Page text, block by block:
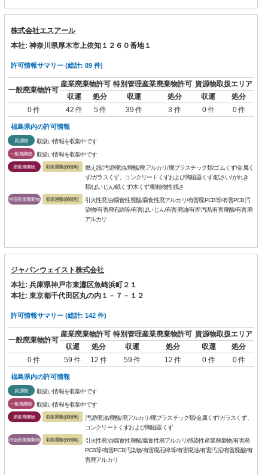
株式会社エスアール
本社: 神奈川県厚木市上依知１２６０番地１
許可情報サマリー (総計: 89 件)
一般廃棄物許可
産業廃棄物許可 特別管理産業廃棄物許可 資源物取扱エリア
収運
処分 収運 処分 収運
処分
0 件
42 件 5 件 39 件 3 件 0 件 0 件
福島県内の許可情報
資源物 取扱い情報を収集中です
一般廃棄物 取扱い情報を収集中です
産業廃棄物 収集運搬(保積無)
燃え殻/汚泥/廃油/廃酸/廃アルカリ/廃プラスチック類/ゴムくず/金属く
ず/ガラスくず、コンクリートくずおよび陶磁器くず/鉱さい/がれき
類/ばいじん/紙くず/木くず/動植物性残さ
特管産業廃棄物 収集運搬(保積無)
引火性廃油/腐食性廃酸/腐食性廃アルカリ/有害廃PCB等/有害PCB汚
染物/有害廃石綿等/有害ばいじん/有害廃油/有害汚泥/有害廃酸/有害廃
アルカリ
ジャパンウェイスト株式会社
本社: 兵庫県神戸市東灘区魚崎浜町２１
本社: 東京都千代田区丸の内１－７－１２
許可情報サマリー (総計: 142 件)
一般廃棄物許可
産業廃棄物許可 特別管理産業廃棄物許可 資源物取扱エリア
収運
処分 収運 処分 収運
処分
0 件
59 件 12 件 59 件 12 件 0 件 0 件
福島県内の許可情報
資源物 取扱い情報を収集中です
一般廃棄物 取扱い情報を収集中です
産業廃棄物 収集運搬(保積無)
汚泥/廃油/廃酸/廃アルカリ/廃プラスチック類/金属くず/ガラスくず、
コンクリートくずおよび陶磁器くず
特管産業廃棄物 収集運搬(保積無)
引火性廃油/腐食性廃酸/腐食性廃アルカリ/感染性産業廃棄物/有害廃
PCB等/有害PCB汚染物/有害廃石綿等/有害廃油/有害汚泥/有害廃酸/有
害廃アルカリ